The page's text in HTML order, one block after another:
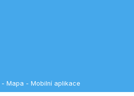
- Mapa - Mobilní aplikace